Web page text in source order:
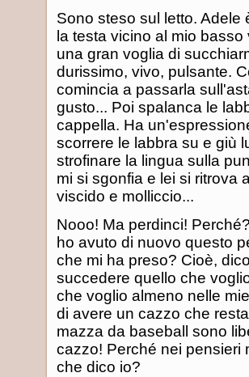
Sono steso sul letto. Adele
la testa vicino al mio
una gran voglia di
durissimo, vivo, pulsante.
comincia a passarla
gusto... Poi spalanca le
cappella. Ha
scorrere le labbra su e giù
strofinare la lingua sulla
mi si sgonfia e lei si ritrova
viscido e molliccio...
Nooo! Ma perdinci!
ho avuto di nuovo questo
che mi ha preso? Cioè,
succedere quello che
che voglio almeno nelle
di avere un cazzo che
mazza da baseball sono
cazzo! Perché nei pensieri
che dico io?